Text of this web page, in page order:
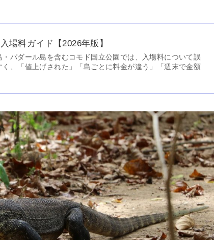
場料ガイド【2026年版】
パダール島を含むコモド国立公園では、入場料について誤
、「値上げされた」「島ごとに料金が違う」「週末で金額